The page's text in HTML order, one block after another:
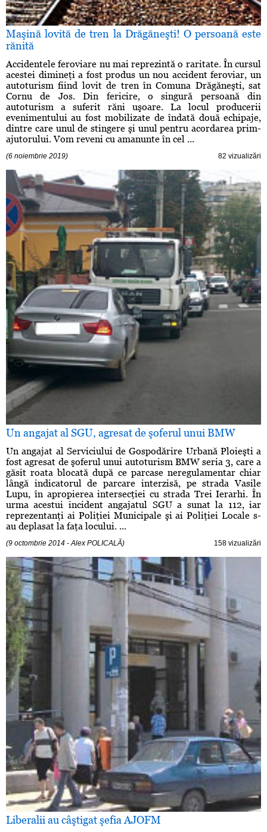
Maşină lovită de tren la Drăgăneşti! O persoană este
rănită
Accidentele feroviare nu mai reprezintă o raritate. În cursul
acestei dimineţi a fost produs un nou accident feroviar, un
autoturism fiind lovit de tren în Comuna Drăgăneşti, sat
Cornu de Jos. Din fericire, o singură persoană din
autoturism a suferit răni uşoare. La locul producerii
evenimentului au fost mobilizate de îndată două echipaje,
dintre care unul de stingere şi unul pentru acordarea prim-
ajutorului. Vom reveni cu amanunte în cel ...
(6 noiembrie 2019) 82 vizualizări
Un angajat al SGU, agresat de şoferul unui BMW
Un angajat al Serviciului de Gospodărire Urbană Ploieşti a
fost agresat de şoferul unui autoturism BMW seria 3, care a
găsit roata blocată după ce parcase neregulamentar chiar
lângă indicatorul de parcare interzisă, pe strada Vasile
Lupu, în apropierea intersecţiei cu strada Trei Ierarhi. În
urma acestui incident angajatul SGU a sunat la 112, iar
reprezentanţi ai Poliţiei Municipale şi ai Poliţiei Locale s-
au deplasat la faţa locului. ...
(9 octombrie 2014 - Alex POLICALĂ) 158 vizualizări
Liberalii au câştigat şefia AJOFM